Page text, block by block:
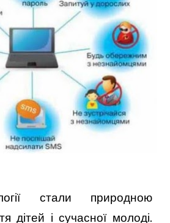
стали природною
дітей і сучасної молоді.